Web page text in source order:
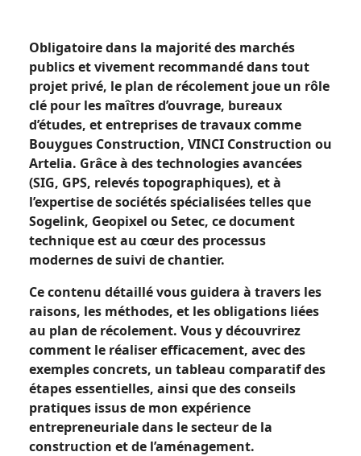
Obligatoire dans la majorité des marchés
publics et vivement recommandé dans tout
projet privé, le plan de récolement joue un rôle
clé pour les maîtres d’ouvrage, bureaux
d’études, et entreprises de travaux comme
Bouygues Construction, VINCI Construction ou
Artelia. Grâce à des technologies avancées
(SIG, GPS, relevés topographiques), et à
l’expertise de sociétés spécialisées telles que
Sogelink, Geopixel ou Setec, ce document
technique est au cœur des processus
modernes de suivi de chantier.
Ce contenu détaillé vous guidera à travers les
raisons, les méthodes, et les obligations liées
au plan de récolement. Vous y découvrirez
comment le réaliser efficacement, avec des
exemples concrets, un tableau comparatif des
étapes essentielles, ainsi que des conseils
pratiques issus de mon expérience
entrepreneuriale dans le secteur de la
construction et de l’aménagement.